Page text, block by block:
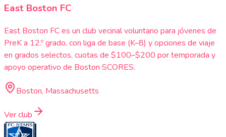
East Boston FC
East Boston FC es un club vecinal voluntario para jóvenes de
PreK a 12.º grado, con liga de base (K–8) y opciones de viaje
en grados selectos, cuotas de $100–$200 por temporada y
apoyo operativo de Boston SCORES.
Boston, Massachusetts
Ver club